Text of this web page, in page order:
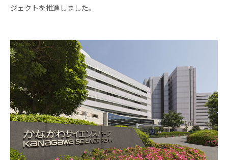
オ
フィ
ス/
ラボ
投資
ファ
ンド
ビジ
ネス
マッ
チン
グ
ジェクトを推進しました。